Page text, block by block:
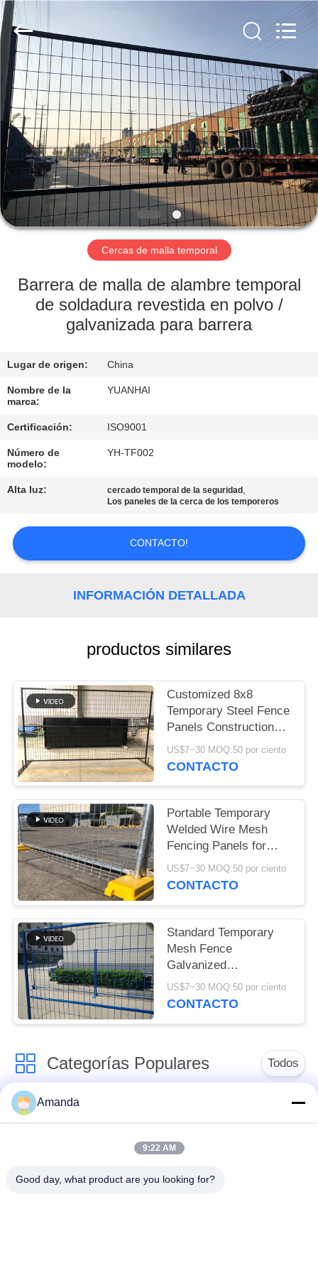
HOGAR
PRODUCTOS
VR
SHOW
SOBRE
NOSOTROS
VIAJE
FÁBRICA
CALIDAD
ÉNTRENOS
EN
CONTACTO
UNA
CITA
MAPA
DEL
SITIO
PRIVACY
POLICY
Anping
yuanhai
wire
mesh
products
Rights
Reserved.
Cercas de malla temporal
Barrera de malla de alambre temporal
de soldadura revestida en polvo /
galvanizada para barrera
Lugar de origen: China
Nombre de la
marca:
YUANHAI
Certificación: ISO9001
Número de
modelo:
YH-TF002
Alta luz: cercado temporal de la seguridad ,
Los paneles de la cerca de los temporeros
CONTACTO!
INFORMACIÓN DETALLADA
productos similares
Customized 8x8
Temporary Steel Fence
Panels Construction
protection
US$7~30 MOQ:50 por ciento
CONTACTO
Portable Temporary
Welded Wire Mesh
Fencing Panels for
Events
US$7~30 MOQ:50 por ciento
CONTACTO
Standard Temporary
Mesh Fence
Galvanized
Construction Fencing
US$7~30 MOQ:50 por ciento
CONTACTO
Categorías Populares Todos
embalaje de la torre
del metal
estructurado metal
metal
alambre
Amanda
9:22 AM
Good day, what product are you looking for?